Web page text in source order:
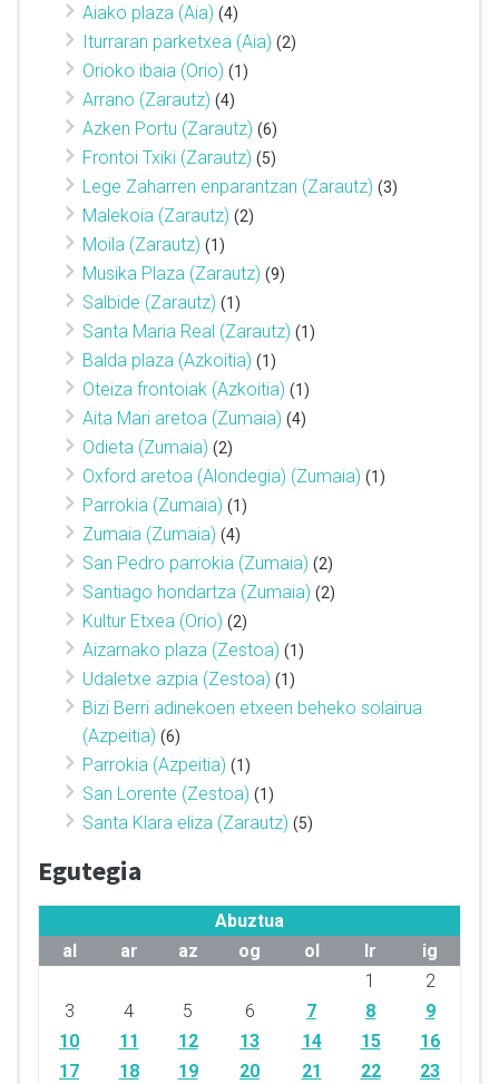
Aiako plaza (Aia) (4)
Iturraran parketxea (Aia) (2)
Orioko ibaia (Orio) (1)
Arrano (Zarautz) (4)
Azken Portu (Zarautz) (6)
Frontoi Txiki (Zarautz) (5)
Lege Zaharren enparantzan (Zarautz) (3)
Malekoia (Zarautz) (2)
Moila (Zarautz) (1)
Musika Plaza (Zarautz) (9)
Salbide (Zarautz) (1)
Santa Maria Real (Zarautz) (1)
Balda plaza (Azkoitia) (1)
Oteiza frontoiak (Azkoitia) (1)
Aita Mari aretoa (Zumaia) (4)
Odieta (Zumaia) (2)
Oxford aretoa (Alondegia) (Zumaia) (1)
Parrokia (Zumaia) (1)
Zumaia (Zumaia) (4)
San Pedro parrokia (Zumaia) (2)
Santiago hondartza (Zumaia) (2)
Kultur Etxea (Orio) (2)
Aizarnako plaza (Zestoa) (1)
Udaletxe azpia (Zestoa) (1)
Bizi Berri adinekoen etxeen beheko solairua
(Azpeitia) (6)
Parrokia (Azpeitia) (1)
San Lorente (Zestoa) (1)
Santa Klara eliza (Zarautz) (5)
Egutegia
Abuztua
al
ar az og ol lr
ig
1
2
3
4 5 6 7 8
9
10
11 12 13 14 15
16
17
18 19 20 21 22
23